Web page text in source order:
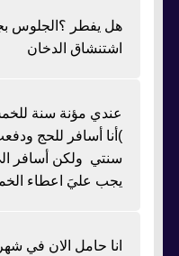
هل يفطر ؟الجلوس
اشتنشاق الدخان
عندي مؤنة سنة
)أنا أسافر للحج
سنتي ولكن أسافر
يجب عليَ اعطاء
انا حامل الان في